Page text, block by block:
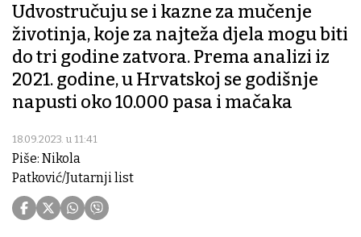
Udvostručuju se i kazne za mučenje
životinja, koje za najteža djela mogu biti
do tri godine zatvora. Prema analizi iz
2021. godine, u Hrvatskoj se godišnje
napusti oko 10.000 pasa i mačaka
18.09.2023. u 11:41
Piše: Nikola
Patković/Jutarnji list